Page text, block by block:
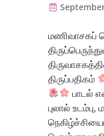
மணிவாசகப்
திருப்பதிகம்
பாடல்
புலால்